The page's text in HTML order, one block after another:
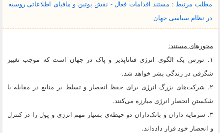
مطلب مرتبط : مستند اقدامات فعال - نقش پوتین و مافیای‌ اطلاعاتی روسیه
در نظام سیاسی جهان
محورهای مستند:
۱. تورس یک الگوی انرژی فناناپذیر و پاک در جهان است که موجب تغییر
شگرفی در زندگی بشر خواهد شد.
۲. شرکت‌های بزرگ انرژی برای حفظ انحصار و تسلط بر منابع در مقابله با
شکستن انحصار انرژی مبارزه می‌کنند.
۳. سرمایه داران و بانک‌داران دو حیطه‌ی بسیار مهم انرژی و پول را در کنترل
و انحصار خود قرار داده‌اند.